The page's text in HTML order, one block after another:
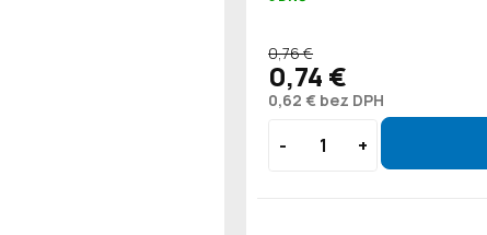
0,62 € bez DPH
0,76 €
0,74 €